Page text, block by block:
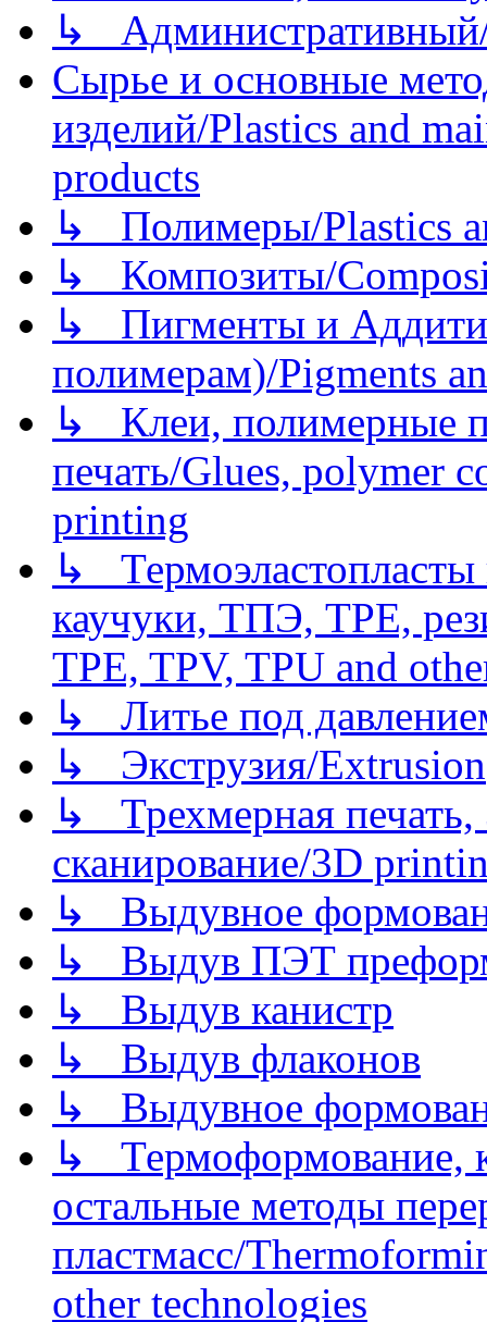
↳
Сырье и основные
изделий/Plastics and
products
↳ Полимеры/Plastics
↳ Композиты/
↳ Пигменты и
полимерам)/Pigments
↳ Клеи, полимерные
печать/Glues, polymer
printing
↳
каучуки, ТПЭ, TPE,
TPE, TPV, TPU and
↳ Литье под
↳ Экструзия/Extrusion
↳ Трехмерная
сканирование/3D
↳ Выдувное
↳ Выдув ПЭТ
↳ Выдув канистр
↳ Выдув флаконов
↳ Выдувное
↳ Термоформование,
остальные методы
пластмасс/
other technologies